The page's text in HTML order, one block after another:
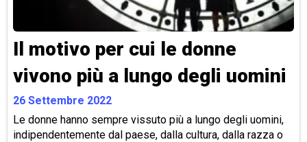
Il motivo per cui le donne
vivono più a lungo degli uomini
26 Settembre 2022
Le donne hanno sempre vissuto più a lungo degli uomini,
indipendentemente dal paese, dalla cultura, dalla razza o